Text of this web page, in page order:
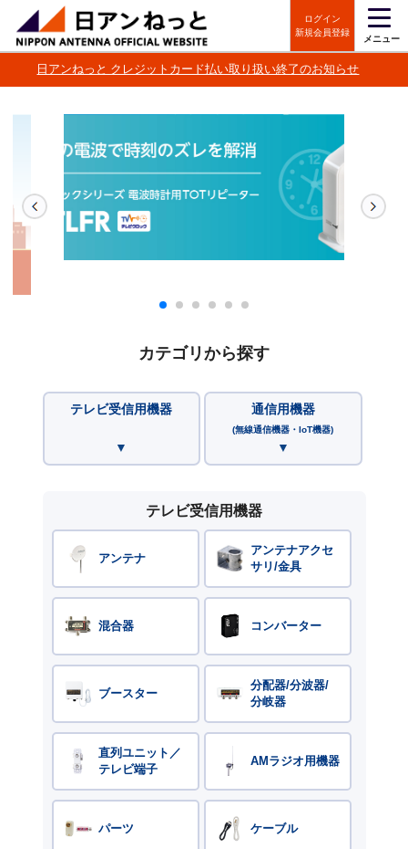
ログイン
新規会員登録
メニュー
日アンねっと クレジットカード払い取り扱い終了のお知らせ
カテゴリから探す
テレビ受信用機器 通信用機器
(無線通信機器・IoT機器)
テレビ受信用機器
アンテナ
アンテナアクセ
サリ/金具
混合器 コンバーター
ブースター
分配器/分波器/
分岐器
直列ユニット／
テレビ端子
AMラジオ用機器
パーツ ケーブル